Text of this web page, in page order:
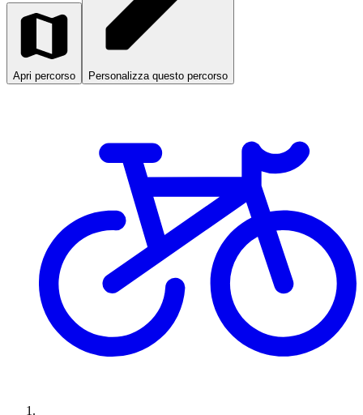
Apri percorso Personalizza questo percorso